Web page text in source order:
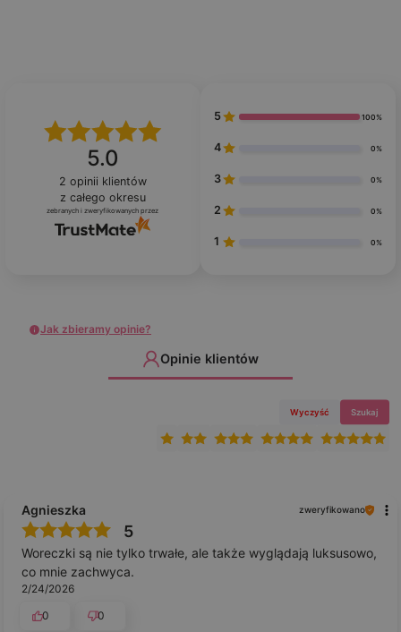
5.0
2 opinii klientów
z całego okresu
zebranych i zweryfikowanych przez
5 100%
4 0%
3 0%
2 0%
1 0%
Jak zbieramy opinie?
Opinie klientów
Wyczyść Szukaj
Agnieszka zweryfikowano
5
Woreczki są nie tylko trwałe, ale także wyglądają luksusowo,
co mnie zachwyca.
2/24/2026
0
0